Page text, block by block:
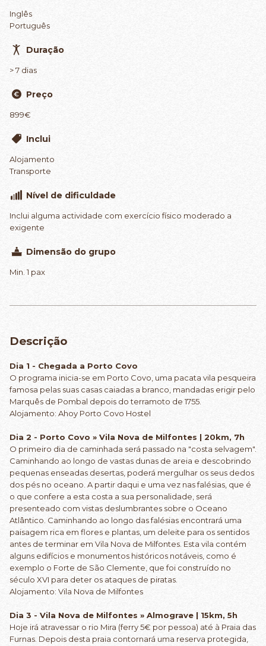
Inglês
Português
Duração
> 7 dias
Preço
899€
Inclui
Alojamento
Transporte
Nível de dificuldade
Inclui alguma actividade com exercício físico moderado a
exigente
Dimensão do grupo
Min. 1 pax
Descrição
Dia 1 - Chegada a Porto Covo
O programa inicia-se em Porto Covo, uma pacata vila pesqueira
famosa pelas suas casas caiadas a branco, mandadas erigir pelo
Marquês de Pombal depois do terramoto de 1755.
Alojamento: Ahoy Porto Covo Hostel
Dia 2 - Porto Covo » Vila Nova de Milfontes | 20km, 7h
O primeiro dia de caminhada será passado na "costa selvagem".
Caminhando ao longo de vastas dunas de areia e descobrindo
pequenas enseadas desertas, poderá mergulhar os seus dedos
dos pés no oceano. A partir daqui e uma vez nas falésias, que é
o que confere a esta costa a sua personalidade, será
presenteado com vistas deslumbrantes sobre o Oceano
Atlântico. Caminhando ao longo das falésias encontrará uma
paisagem rica em flores e plantas, um deleite para os sentidos
antes de terminar em Vila Nova de Milfontes. Esta vila contém
alguns edifícios e monumentos históricos notáveis, como é
exemplo o Forte de São Clemente, que foi construído no
século XVI para deter os ataques de piratas.
Alojamento: Vila Nova de Milfontes
Dia 3 - Vila Nova de Milfontes » Almograve | 15km, 5h
Hoje irá atravessar o rio Mira (ferry 5€ por pessoa) até à Praia das
Furnas. Depois desta praia contornará uma reserva protegida,